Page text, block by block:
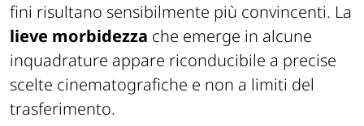
fini risultano sensibilmente più convincenti. La
lieve morbidezza che emerge in alcune
inquadrature appare riconducibile a precise
scelte cinematografiche e non a limiti del
trasferimento.